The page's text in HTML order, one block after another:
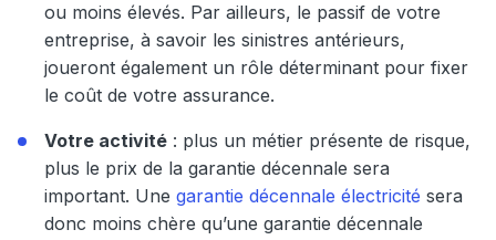
ou moins élevés. Par ailleurs, le passif de votre
entreprise, à savoir les sinistres antérieurs,
joueront également un rôle déterminant pour fixer
le coût de votre assurance.
Votre activité : plus un métier présente de risque,
plus le prix de la garantie décennale sera
important. Une garantie décennale électricité sera
donc moins chère qu’une garantie décennale